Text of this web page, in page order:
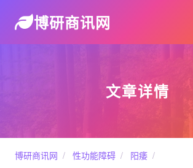
博研商讯网
文章详情
博研商讯网 / 性功能障碍 / 阳痿 /